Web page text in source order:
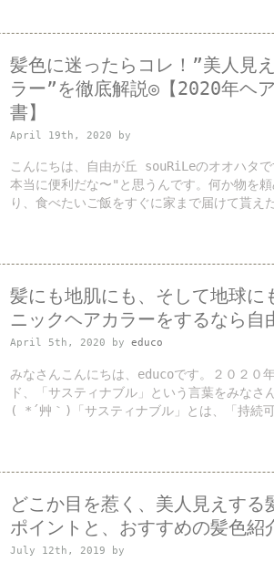
髪色に迷ったらコレ！”美人見
ラー”を徹底解説◎【2020年ヘ
書】
April 19th, 2020 by
こんにちは、自由が丘 souRiLeのオオハタで
本当に便利だな〜"と思うんです。何か物を
り、食べたいご飯をすぐに家まで届けて貰
髪にも地肌にも、そして地球に
ニックヘアカラーをするなら
April 5th, 2020 by educo
みなさんこんにちは、educoです。２０２０
ド、「サスティナブル」という言葉をみなさ
( *´艸｀)「サスティナブル」とは、「持続
どこか目を惹く、美人見えする
ポイントと、おすすめの髪色紹
July 12th, 2019 by